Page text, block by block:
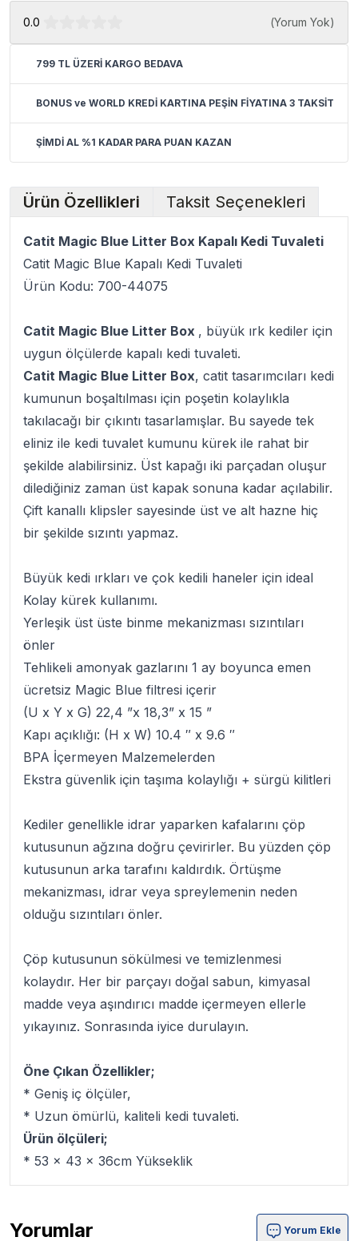
0.0 (Yorum Yok)
799 TL ÜZERİ KARGO BEDAVA
BONUS ve WORLD KREDİ KARTINA PEŞİN FİYATINA 3 TAKSİT
ŞİMDİ AL %1 KADAR PARA PUAN KAZAN
Ürün Özellikleri Taksit Seçenekleri
Catit Magic Blue Litter Box Kapalı Kedi Tuvaleti
Catit Magic Blue Kapalı Kedi Tuvaleti
Ürün Kodu: 700-44075
Catit Magic Blue Litter Box , büyük ırk kediler için
uygun ölçülerde kapalı kedi tuvaleti.
Catit Magic Blue Litter Box, catit tasarımcıları kedi
kumunun boşaltılması için poşetin kolaylıkla
takılacağı bir çıkıntı tasarlamışlar. Bu sayede tek
eliniz ile kedi tuvalet kumunu kürek ile rahat bir
şekilde alabilirsiniz. Üst kapağı iki parçadan oluşur
dilediğiniz zaman üst kapak sonuna kadar açılabilir.
Çift kanallı klipsler sayesinde üst ve alt hazne hiç
bir şekilde sızıntı yapmaz.
Büyük kedi ırkları ve çok kedili haneler için ideal
Kolay kürek kullanımı.
Yerleşik üst üste binme mekanizması sızıntıları
önler
Tehlikeli amonyak gazlarını 1 ay boyunca emen
ücretsiz Magic Blue filtresi içerir
(U x Y x G) 22,4 ”x 18,3” x 15 ”
Kapı açıklığı: (H x W) 10.4 ″ x 9.6 ″
BPA İçermeyen Malzemelerden
Ekstra güvenlik için taşıma kolaylığı + sürgü kilitleri
Kediler genellikle idrar yaparken kafalarını çöp
kutusunun ağzına doğru çevirirler. Bu yüzden çöp
kutusunun arka tarafını kaldırdık. Örtüşme
mekanizması, idrar veya spreylemenin neden
olduğu sızıntıları önler.
Çöp kutusunun sökülmesi ve temizlenmesi
kolaydır. Her bir parçayı doğal sabun, kimyasal
madde veya aşındırıcı madde içermeyen ellerle
yıkayınız. Sonrasında iyice durulayın.
Öne Çıkan Özellikler;
* Geniş iç ölçüler,
* Uzun ömürlü, kaliteli kedi tuvaleti.
Ürün ölçüleri;
* 53 x 43 x 36cm Yükseklik
Yorumlar Yorum Ekle